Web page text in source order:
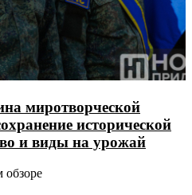
миротворческой
исторической
и виды на урожай